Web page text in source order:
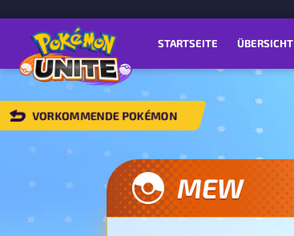
STARTSEITE ÜBERSICHT
ZURÜCK
VORKOMMENDE POKÉMON
MEW